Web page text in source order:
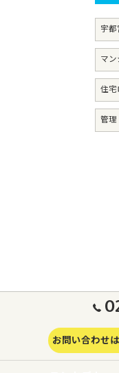
宇
マ
住宅
管理
お問い合わせ